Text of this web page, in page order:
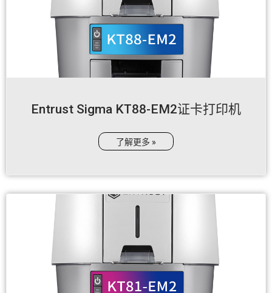
Entrust Sigma KT88-EM2证卡打印机
了解更多 »